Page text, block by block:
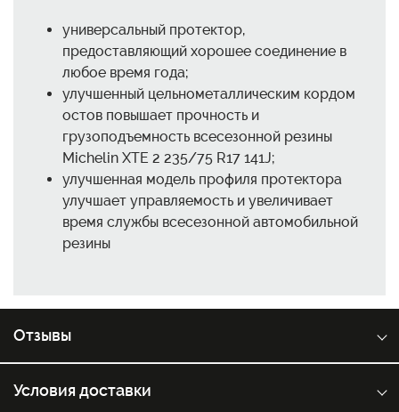
универсальный протектор,
предоставляющий хорошее соединение в
любое время года;
улучшенный цельнометаллическим кордом
остов повышает прочность и
грузоподъемность всесезонной резины
Michelin XTE 2 235/75 R17 141J;
улучшенная модель профиля протектора
улучшает управляемость и увеличивает
время службы всесезонной автомобильной
резины
Отзывы
Условия доставки